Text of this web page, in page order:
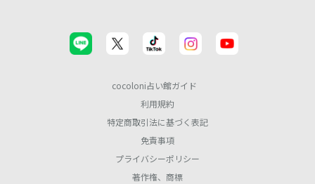
cocoloni占い館ガイド
利用規約
特定商取引法に基づく表記
免責事項
プライバシーポリシー
著作権、商標